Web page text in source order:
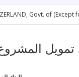
Govt. of (Except
تمويل